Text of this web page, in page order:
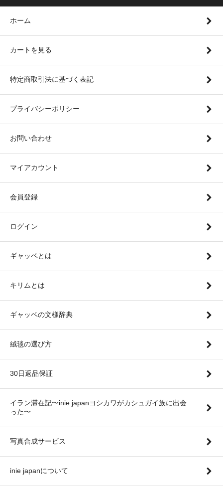
ホーム
カートを見る
特定商取引法に基づく表記
プライバシーポリシー
お問い合わせ
マイアカウント
会員登録
ログイン
ギャッベとは
キリムとは
ギャッベの文様辞典
絨毯の選び方
30日返品保証
イラン滞在記〜inie japanヨシカワがカシュガイ族に出会
った〜
写真合成サービス
inie japanについて